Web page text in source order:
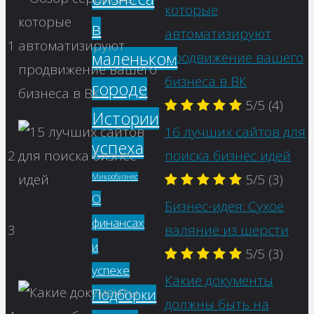
в
маленьком
городе
Истории
успеха
Микробизнес
О
финансах
и
успехе
Подборки
1
которые
автоматизируют
продвижение вашего
бизнеса в ВК
5/5 (4)
2
16 лучших сайтов для
поиска бизнес идей
5/5 (3)
3
Бизнес-идея: Сухое
валяние из шерсти
5/5 (3)
Какие документы
должны быть на